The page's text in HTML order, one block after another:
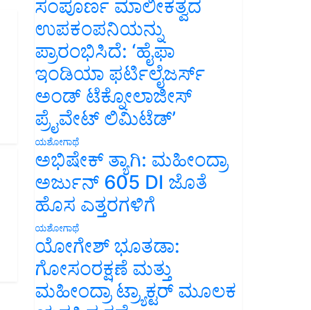
ಸಂಪೂರ್ಣ ಮಾಲೀಕತ್ವದ
ಉಪಕಂಪನಿಯನ್ನು
ಪ್ರಾರಂಭಿಸಿದೆ: ‘ಹೈಫಾ
ಇಂಡಿಯಾ ಫರ್ಟಿಲೈಜರ್ಸ್
ಅಂಡ್ ಟೆಕ್ನೋಲಾಜೀಸ್
ಪ್ರೈವೇಟ್ ಲಿಮಿಟೆಡ್’
ಯಶೋಗಾಥೆ
ಅಭಿಷೇಕ್ ತ್ಯಾಗಿ: ಮಹೀಂದ್ರಾ
ಅರ್ಜುನ್ 605 DI ಜೊತೆ
ಹೊಸ ಎತ್ತರಗಳಿಗೆ
ಯಶೋಗಾಥೆ
ಯೋಗೇಶ್ ಭೂತಡಾ:
ಗೋಸಂರಕ್ಷಣೆ ಮತ್ತು
ಮಹೀಂದ್ರಾ ಟ್ರ್ಯಾಕ್ಟರ್ ಮೂಲಕ